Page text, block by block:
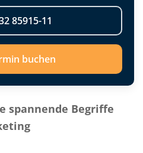
85915-11
buchen
spannende Begriffe